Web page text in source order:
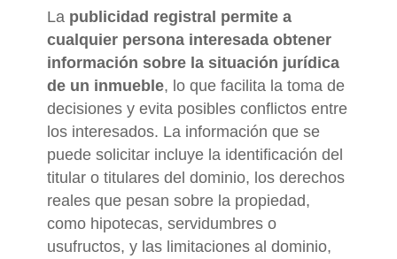
La publicidad registral permite a
cualquier persona interesada obtener
información sobre la situación jurídica
de un inmueble, lo que facilita la toma de
decisiones y evita posibles conflictos entre
los interesados. La información que se
puede solicitar incluye la identificación del
titular o titulares del dominio, los derechos
reales que pesan sobre la propiedad,
como hipotecas, servidumbres o
usufructos, y las limitaciones al dominio,